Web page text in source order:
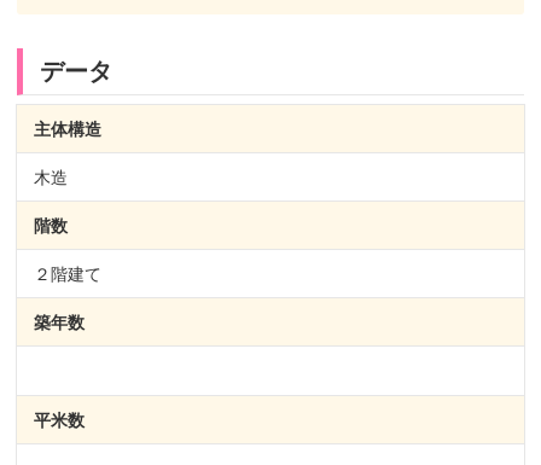
データ
主体構造
木造
階数
２階建て
築年数
平米数